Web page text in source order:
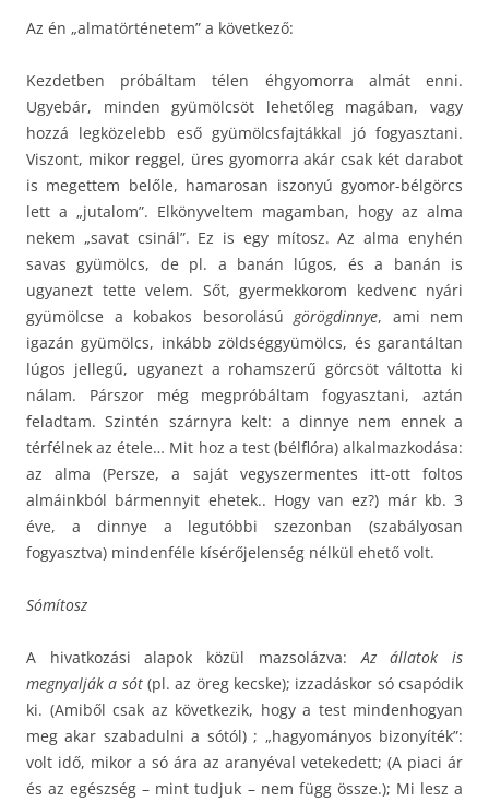
Az én „almatörténetem” a következő:
Kezdetben próbáltam télen éhgyomorra almát enni.
Ugyebár, minden gyümölcsöt lehetőleg magában, vagy
hozzá legközelebb eső gyümölcsfajtákkal jó fogyasztani.
Viszont, mikor reggel, üres gyomorra akár csak két darabot
is megettem belőle, hamarosan iszonyú gyomor-bélgörcs
lett a „jutalom”. Elkönyveltem magamban, hogy az alma
nekem „savat csinál”. Ez is egy mítosz. Az alma enyhén
savas gyümölcs, de pl. a banán lúgos, és a banán is
ugyanezt tette velem. Sőt, gyermekkorom kedvenc nyári
gyümölcse a kobakos besorolású görögdinnye, ami nem
igazán gyümölcs, inkább zöldséggyümölcs, és garantáltan
lúgos jellegű, ugyanezt a rohamszerű görcsöt váltotta ki
nálam. Párszor még megpróbáltam fogyasztani, aztán
feladtam. Szintén szárnyra kelt: a dinnye nem ennek a
térfélnek az étele… Mit hoz a test (bélflóra) alkalmazkodása:
az alma (Persze, a saját vegyszermentes itt-ott foltos
almáinkból bármennyit ehetek.. Hogy van ez?) már kb. 3
éve, a dinnye a legutóbbi szezonban (szabályosan
fogyasztva) mindenféle kísérőjelenség nélkül ehető volt.
Sómítosz
A hivatkozási alapok közül mazsolázva:Az állatok is
megnyalják a sót (pl. az öreg kecske); izzadáskor só csapódik
ki. (Amiből csak az következik, hogy a test mindenhogyan
meg akar szabadulni a sótól) ; „hagyományos bizonyíték”:
volt idő, mikor a só ára az aranyéval vetekedett; (A piaci ár
és az egészség – mint tudjuk – nem függ össze.); Mi lesz a